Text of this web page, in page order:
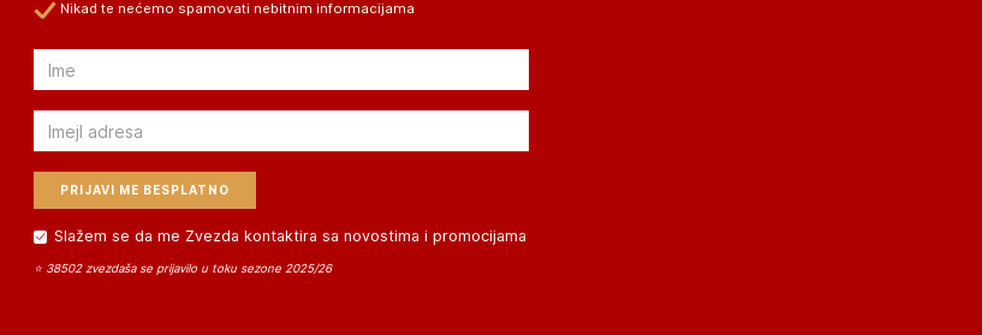
Nikad te nećemo spamovati nebitnim informacijama
Email
Email
Slažem se da me Zvezda kontaktira sa novostima i promocijama
⭐ 38502 zvezdaša se prijavilo u toku sezone 2025/26